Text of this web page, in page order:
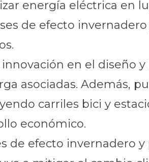
energía eléctrica en
de efecto invernadero
en el diseño y
asociadas. Además,
carriles bici y
económico.
de efecto invernadero